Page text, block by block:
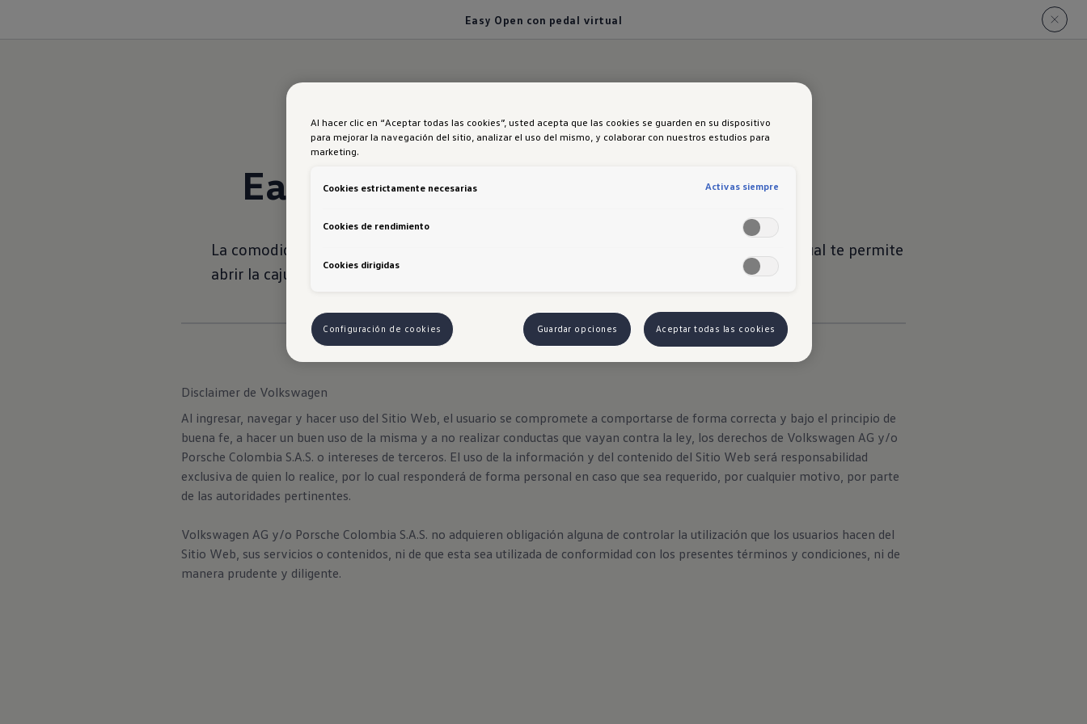
Easy Open con pedal virtual
Easy Open con pedal virtual
La comodidad en cada paso. La apertura eléctrica de cajuela
con pedal virtual te permite
abrir la cajuela con solo un movimiento de pie. ¡Carga y descarga sin esfuerzo!​
Disclaimer de Volkswagen
Al ingresar, navegar y hacer uso del Sitio Web, el usuario se compromete a comportarse de forma correcta y bajo el principio de
buena fe, a hacer un buen uso de la misma y a no realizar conductas que vayan contra la ley, los derechos de Volkswagen AG y/o
Porsche Colombia S.A.S. o intereses de terceros. El uso de la información y del contenido del Sitio Web será responsabilidad
exclusiva de quien lo realice, por lo cual responderá de forma personal en caso que sea requerido, por cualquier motivo, por parte
de las autoridades pertinentes.
Volkswagen AG y/o Porsche Colombia S.A.S. no adquieren obligación alguna de controlar la utilización que los usuarios hacen del
Sitio Web, sus servicios o contenidos, ni de que esta sea utilizada de conformidad con los presentes términos y condiciones, ni de
manera prudente y diligente.
Al hacer clic en “Aceptar todas las cookies”, usted acepta que las cookies se guarden en su dispositivo
para mejorar la navegación del sitio, analizar el uso del mismo, y colaborar con nuestros estudios para
marketing.
Cookies estrictamente necesarias Activas siempre
Cookies de rendimiento
Cookies dirigidas
Configuración de cookies Guardar opciones Aceptar todas las cookies